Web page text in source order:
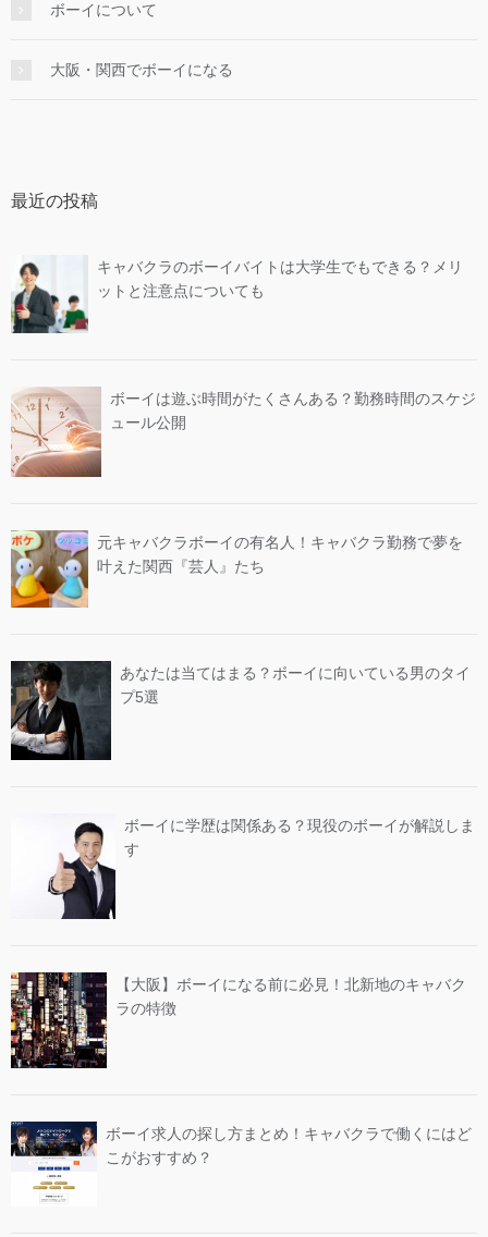
ボーイについて
大阪・関西でボーイになる
最近の投稿
キャバクラのボーイバイトは大学生でもできる？メリ
ットと注意点についても
ボーイは遊ぶ時間がたくさんある？勤務時間のスケジ
ュール公開
元キャバクラボーイの有名人！キャバクラ勤務で夢を
叶えた関西『芸人』たち
あなたは当てはまる？ボーイに向いている男のタイ
プ5選
ボーイに学歴は関係ある？現役のボーイが解説しま
す
【大阪】ボーイになる前に必見！北新地のキャバク
ラの特徴
ボーイ求人の探し方まとめ！キャバクラで働くにはど
こがおすすめ？